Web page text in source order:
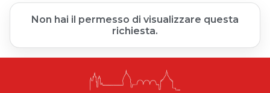
Non hai il permesso di visualizzare questa
richiesta.